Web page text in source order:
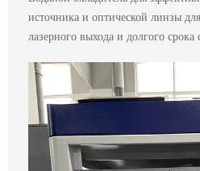
источника и оптической линзы
лазерного выхода и долгого